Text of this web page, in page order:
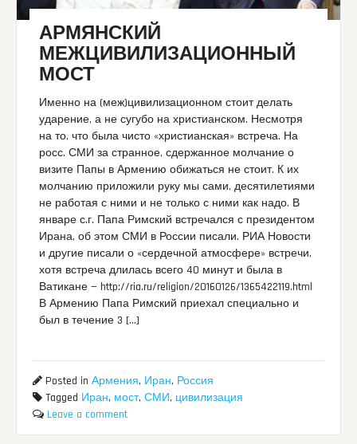
АРМЯНСКИЙ
МЕЖЦИВИЛИЗАЦИОННЫЙ
МОСТ
Именно на (меж)цивилизационном стоит делать
ударение, а не сугубо на христианском. Несмотря
на то, что была чисто «христианская» встреча. На
росс. СМИ за странное, сдержанное молчание о
визите Папы в Армению обижаться не стоит. К их
молчанию приложили руку мы сами, десятилетиями
не работая с ними и не только с ними как надо. В
январе с.г. Папа Римский встречался с президентом
Ирана, об этом СМИ в России писали. РИА Новости
и другие писали о «сердечной атмосфере» встречи,
хотя встреча длилась всего 40 минут и была в
Ватикане — http://ria.ru/religion/20160126/1365422119.html
В Армению Папа Римский приехал специально и
был в течение 3 […]
Posted inАрмения, Иран, Россия
Tagged Иран, мост,СМИ, цивилизация
Leave a comment